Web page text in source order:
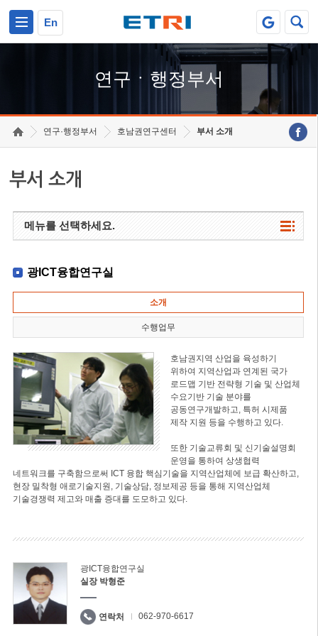
En
연구ㆍ행정부서
연구·행정부서 호남권연구센터 부서 소개
부서 소개
메뉴를 선택하세요.
광ICT융합연구실
소개
수행업무
호남권지역 산업을 육성하기
위하여 지역산업과 연계된 국가
로드맵 기반 전략형 기술 및 산업체
수요기반 기술 분야를
공동연구개발하고, 특허 시제품
제작 지원 등을 수행하고 있다.
또한 기술교류회 및 신기술설명회
운영을 통하여 상생협력
네트워크를 구축함으로써 ICT 융합 핵심기술을 지역산업체에 보급 확산하고,
현장 밀착형 애로기술지원, 기술상담, 정보제공 등을 통해 지역산업체
기술경쟁력 제고와 매출 증대를 도모하고 있다.
광ICT융합연구실
실장 박형준
연락처 062-970-6617